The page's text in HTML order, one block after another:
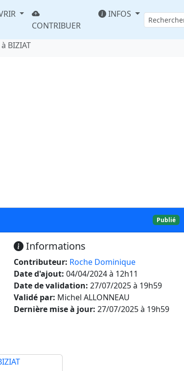
CONTRIBUER
INFOS
BIZIAT
Publié
Informations
Contributeur: Roche Dominique
Date d'ajout: 04/04/2024 à 12h11
Date de validation: 27/07/2025 à 19h59
Validé par: Michel ALLONNEAU
Dernière mise à jour: 27/07/2025 à 19h59